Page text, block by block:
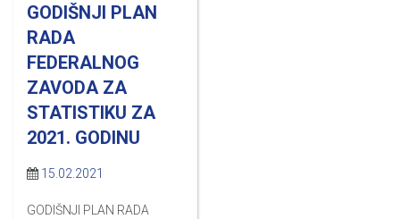
GODIŠNJI PLAN
RADA
FEDERALNOG
ZAVODA ZA
STATISTIKU ZA
2021. GODINU
15.02.2021
GODIŠNJI PLAN RADA